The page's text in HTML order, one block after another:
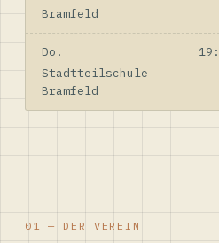
Bramfeld
Do.
Stadtteilschule
Bramfeld
01 — DER VEREIN